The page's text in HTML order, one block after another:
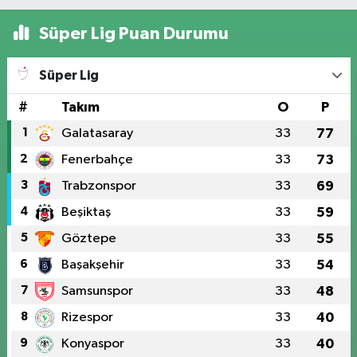
Süper Lig Puan Durumu
Süper Lig
# Takım O P
1 Galatasaray 33 77
2 Fenerbahçe 33 73
3 Trabzonspor 33 69
4 Beşiktaş 33 59
5 Göztepe 33 55
6 Başakşehir 33 54
7 Samsunspor 33 48
8 Rizespor 33 40
9 Konyaspor 33 40